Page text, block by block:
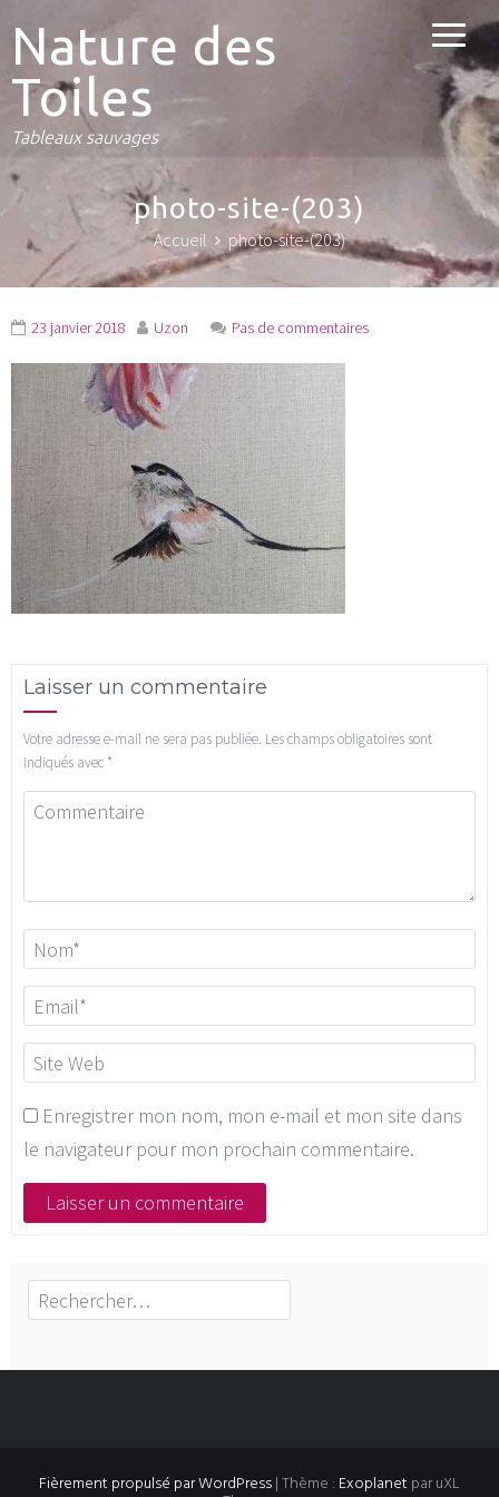
Nature des
Toiles
Tableaux sauvages
photo-site-(203)
Accueil photo-site-(203)
23 janvier 2018 Uzon Pas de commentaires
Laisser un commentaire
Votre adresse e-mail ne sera pas publiée. Les champs obligatoires sont
indiqués avec *
Enregistrer mon nom, mon e-mail et mon site dans
le navigateur pour mon prochain commentaire.
Rechercher :
Fièrement propulsé par WordPress|Thème : Exoplanet par uXL